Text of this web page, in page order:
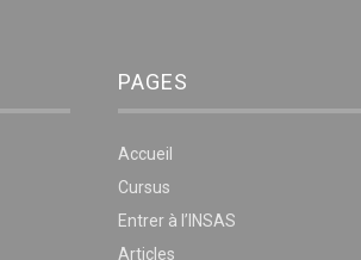
PAGES
Accueil
Cursus
Entrer à l’INSAS
Articles